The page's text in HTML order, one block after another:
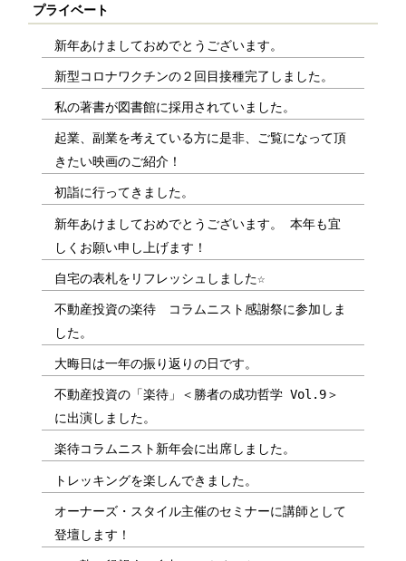
プライベート
新年あけましておめでとうございます。
新型コロナワクチンの２回目接種完了しました。
私の著書が図書館に採用されていました。
起業、副業を考えている方に是非、ご覧になって頂
きたい映画のご紹介！
初詣に行ってきました。
新年あけましておめでとうございます。 本年も宜
しくお願い申し上げます！
自宅の表札をリフレッシュしました☆
不動産投資の楽待 コラムニスト感謝祭に参加しま
した。
大晦日は一年の振り返りの日です。
不動産投資の「楽待」＜勝者の成功哲学 Vol.9＞
に出演しました。
楽待コラムニスト新年会に出席しました。
トレッキングを楽しんできました。
オーナーズ・スタイル主催のセミナーに講師として
登壇します！